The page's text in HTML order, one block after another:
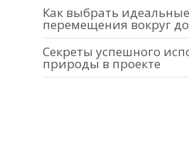
Как выбрать
перемещения вокруг
Секреты успешного
природы в проекте